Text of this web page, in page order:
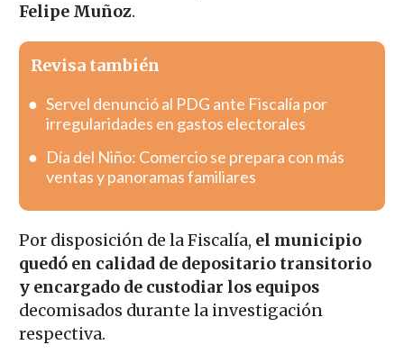
Felipe Muñoz.
Revisa también
Servel denunció al PDG ante Fiscalía por
irregularidades en gastos electorales
Día del Niño: Comercio se prepara con más
ventas y panoramas familiares
Por disposición de la Fiscalía, el municipio
quedó en calidad de depositario transitorio
y encargado de custodiar los equipos
decomisados durante la investigación
respectiva.